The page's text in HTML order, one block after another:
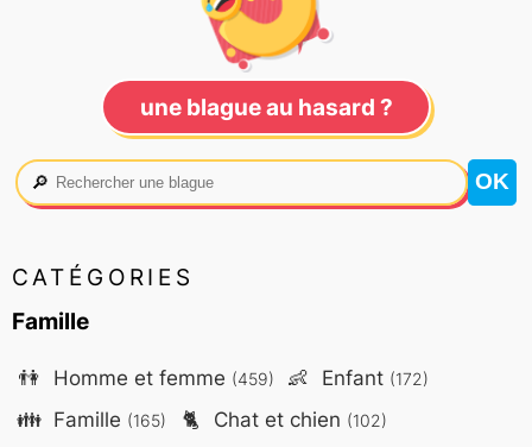
une blague au hasard ?
🔎
CATÉGORIES
Famille
👫 Homme et femme (459) 👶 Enfant (172)
👪 Famille (165) 🐈 Chat et chien (102)